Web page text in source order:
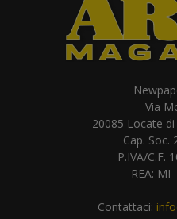
Via
20085 Locate
Cap. Soc.
P.IVA/C.F.
REA: MI
Contattaci: